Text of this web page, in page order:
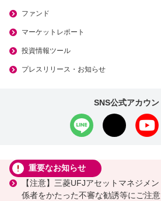
ファンド
マーケットレポート
投資情報ツール
プレスリリース・お知らせ
SNS公式アカウン
重要なお知らせ
【注意】三菱UFJアセットマネジメ
係者をかたった不審な勧誘等にご注